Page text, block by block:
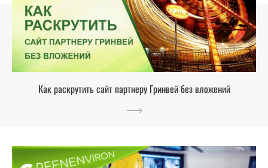
Как раскрутить сайт партнеру Гринвей без вложений